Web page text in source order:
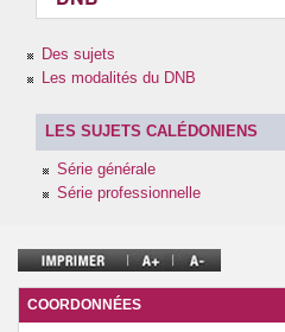
Collège
Lycée
Vers le supérieur
Maître Auxiliaire
Se former
Des sujets
Les modalités du DNB
LES SUJETS CALÉDONIENS
Série générale
Série professionnelle
COORDONNÉES